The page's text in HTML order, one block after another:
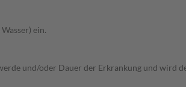
ein.
und/oder Dauer der Erkrankung und wird